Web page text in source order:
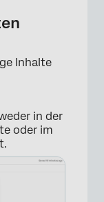
Inhalte
in der
oder im